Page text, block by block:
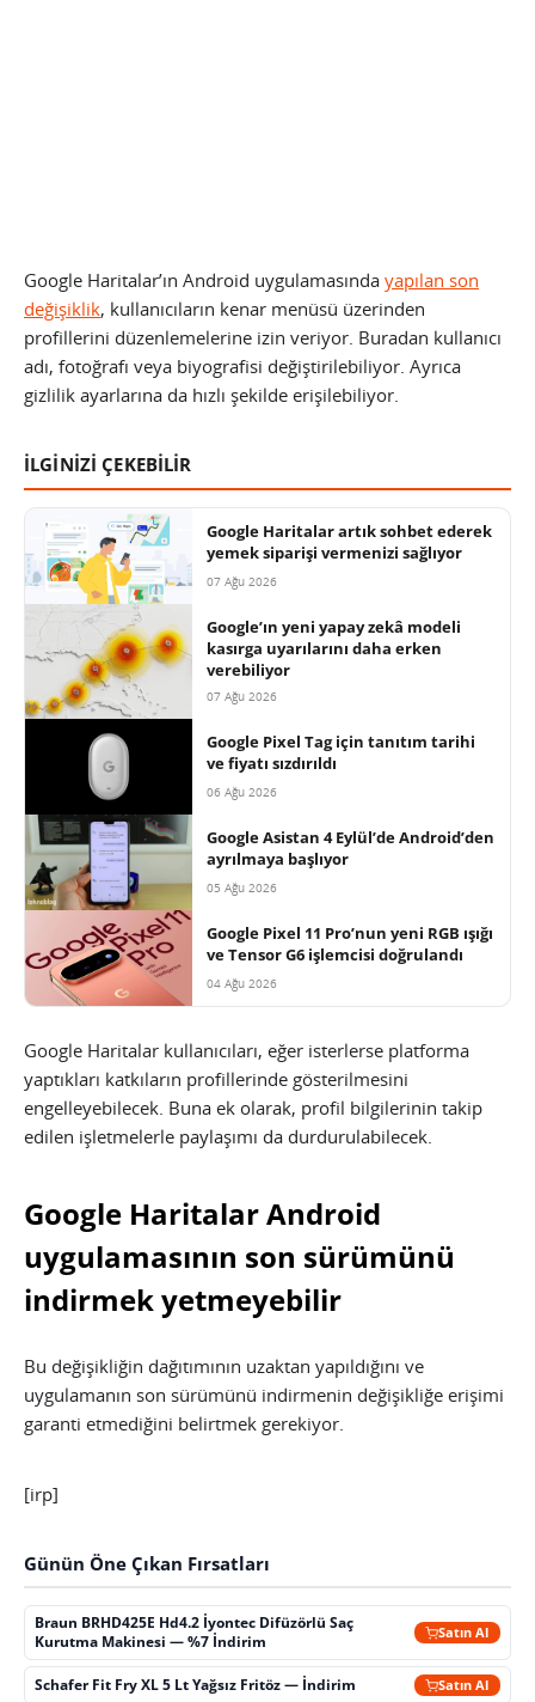
Google Haritalar’ın Android uygulamasında yapılan son
değişiklik, kullanıcıların kenar menüsü üzerinden
profillerini düzenlemelerine izin veriyor. Buradan kullanıcı
adı, fotoğrafı veya biyografisi değiştirilebiliyor. Ayrıca
gizlilik ayarlarına da hızlı şekilde erişilebiliyor.
İLGİNİZİ ÇEKEBİLİR
Google Haritalar artık sohbet ederek
yemek siparişi vermenizi sağlıyor
07 Ağu 2026
Google’ın yeni yapay zekâ modeli
kasırga uyarılarını daha erken
verebiliyor
07 Ağu 2026
Google Pixel Tag için tanıtım tarihi
ve fiyatı sızdırıldı
06 Ağu 2026
Google Asistan 4 Eylül’de Android’den
ayrılmaya başlıyor
05 Ağu 2026
Google Pixel 11 Pro’nun yeni RGB ışığı
ve Tensor G6 işlemcisi doğrulandı
04 Ağu 2026
Google Haritalar kullanıcıları, eğer isterlerse platforma
yaptıkları katkıların profillerinde gösterilmesini
engelleyebilecek. Buna ek olarak, profil bilgilerinin takip
edilen işletmelerle paylaşımı da durdurulabilecek.
Google Haritalar Android
uygulamasının son sürümünü
indirmek yetmeyebilir
Bu değişikliğin dağıtımının uzaktan yapıldığını ve
uygulamanın son sürümünü indirmenin değişikliğe erişimi
garanti etmediğini belirtmek gerekiyor.
[irp]
Günün Öne Çıkan Fırsatları
Braun BRHD425E Hd4.2 İyontec Difüzörlü Saç
Kurutma Makinesi — %7 İndirim
Satın Al
Schafer Fit Fry XL 5 Lt Yağsız Fritöz — İndirim Satın Al